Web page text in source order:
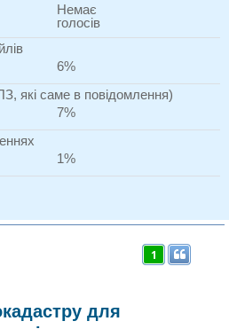
Немає
голосів
6%
які саме в повідомлення)
7%
1%
для
1